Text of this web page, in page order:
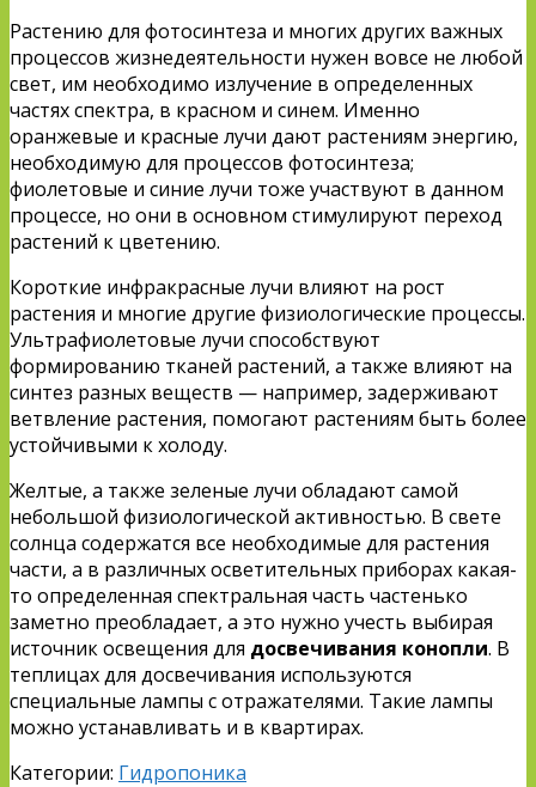
Растению для фотосинтеза и многих других важных
процессов жизнедеятельности нужен вовсе не любой
свет, им необходимо излучение в определенных
частях спектра, в красном и синем. Именно
оранжевые и красные лучи дают растениям энергию,
необходимую для процессов фотосинтеза;
фиолетовые и синие лучи тоже участвуют в данном
процессе, но они в основном стимулируют переход
растений к цветению.
Короткие инфракрасные лучи влияют на рост
растения и многие другие физиологические процессы.
Ультрафиолетовые лучи способствуют
формированию тканей растений, а также влияют на
синтез разных веществ — например, задерживают
ветвление растения, помогают растениям быть более
устойчивыми к холоду.
Желтые, а также зеленые лучи обладают самой
небольшой физиологической активностью. В свете
солнца содержатся все необходимые для растения
части, а в различных осветительных приборах какая-
то определенная спектральная часть частенько
заметно преобладает, а это нужно учесть выбирая
источник освещения для досвечивания конопли. В
теплицах для досвечивания используются
специальные лампы с отражателями. Такие лампы
можно устанавливать и в квартирах.
Категории: Гидропоника